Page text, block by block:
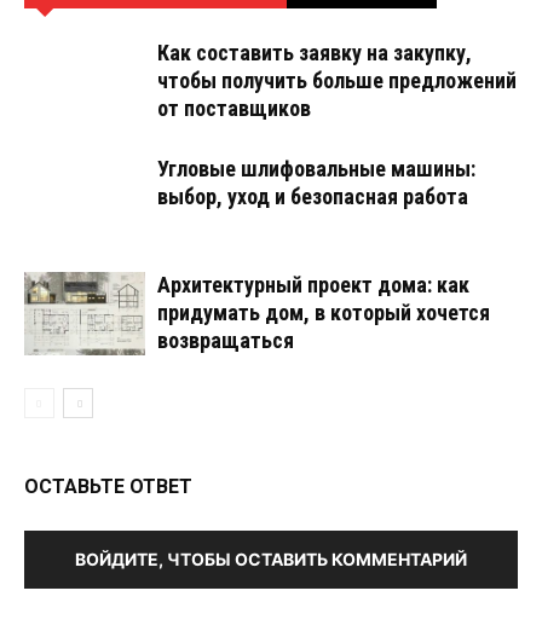
Как составить заявку на закупку,
чтобы получить больше предложений
от поставщиков
Угловые шлифовальные машины:
выбор, уход и безопасная работа
Архитектурный проект дома: как
придумать дом, в который хочется
возвращаться
ОСТАВЬТЕ ОТВЕТ
ВОЙДИТЕ, ЧТОБЫ ОСТАВИТЬ КОММЕНТАРИЙ